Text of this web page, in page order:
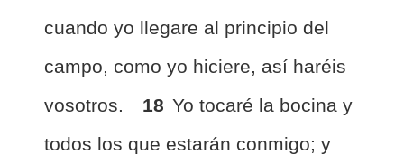
cuando yo llegare al principio del
campo, como yo hiciere, así haréis
vosotros.
18 Yo tocaré la bocina y
todos los que estarán conmigo; y